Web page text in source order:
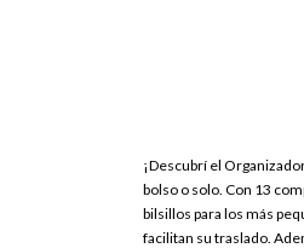
¡Descubrí el
bolso o solo. Con 13
bilsillos para los más
facilitan su traslado.